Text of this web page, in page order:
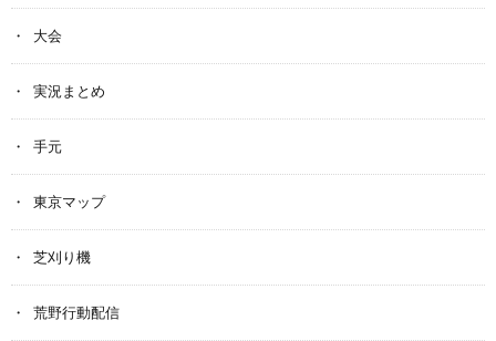
大会
実況まとめ
手元
東京マップ
芝刈り機
荒野行動配信